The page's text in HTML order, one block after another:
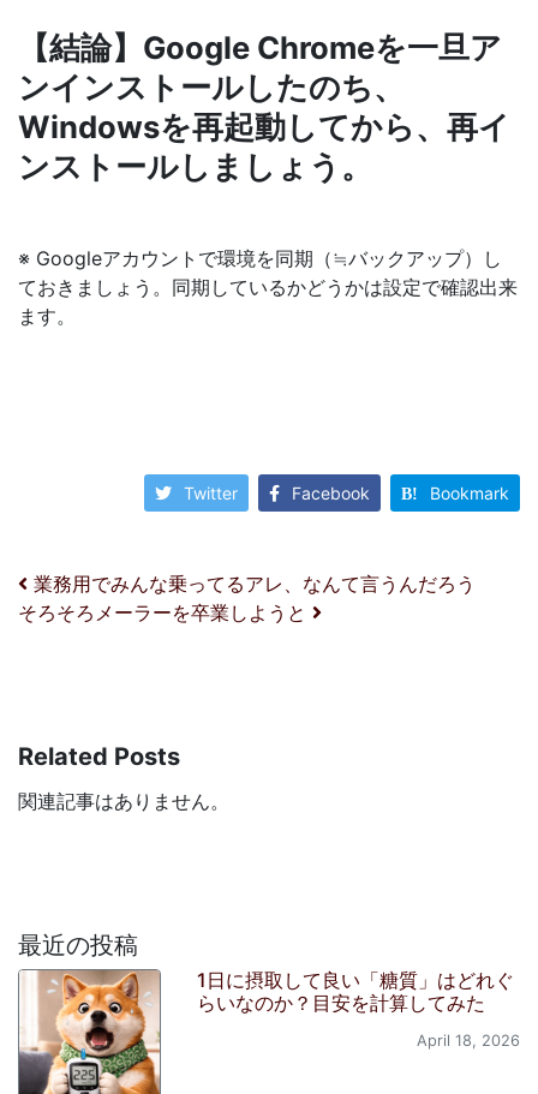
【結論】Google Chromeを一旦ア
ンインストールしたのち、
Windowsを再起動してから、再イ
ンストールしましょう。
※ Googleアカウントで環境を同期（≒バックアップ）し
ておきましょう。同期しているかどうかは設定で確認出来
ます。
Twitter Facebook Bookmark
投稿ナビゲーション
業務用でみんな乗ってるアレ、なんて言うんだろう
そろそろメーラーを卒業しようと
Related Posts
関連記事はありません。
最近の投稿
1日に摂取して良い「糖質」はどれぐ
らいなのか？目安を計算してみた
April 18, 2026